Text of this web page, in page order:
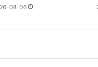
08-06